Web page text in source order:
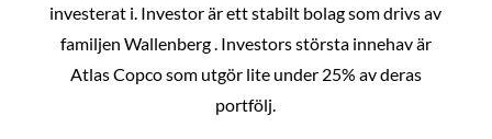
investerat i. Investor är ett stabilt bolag som drivs av
familjen Wallenberg . Investors största innehav är
Atlas Copco som utgör lite under 25% av deras
portfölj.